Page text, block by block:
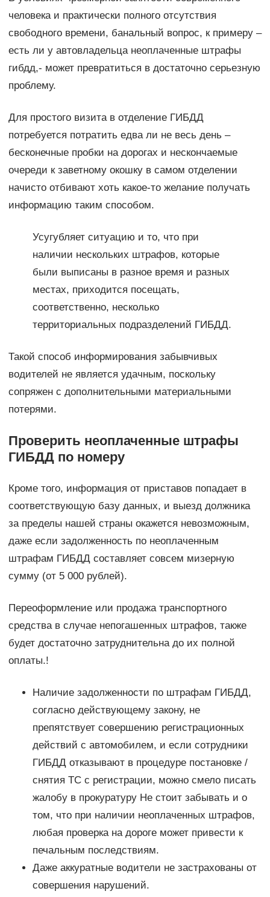
человека и практически полного отсутствия
свободного времени, банальный вопрос, к примеру –
есть ли у автовладельца неоплаченные штрафы
гибдд,- может превратиться в достаточно серьезную
проблему.
Для простого визита в отделение ГИБДД
потребуется потратить едва ли не весь день –
бесконечные пробки на дорогах и нескончаемые
очереди к заветному окошку в самом отделении
начисто отбивают хоть какое-то желание получать
информацию таким способом.
Усугубляет ситуацию и то, что при
наличии нескольких штрафов, которые
были выписаны в разное время и разных
местах, приходится посещать,
соответственно, несколько
территориальных подразделений ГИБДД.
Такой способ информирования забывчивых
водителей не является удачным, поскольку
сопряжен с дополнительными материальными
потерями.
Проверить неоплаченные штрафы
ГИБДД по номеру
Кроме того, информация от приставов попадает в
соответствующую базу данных, и выезд должника
за пределы нашей страны окажется невозможным,
даже если задолженность по неоплаченным
штрафам ГИБДД составляет совсем мизерную
сумму (от 5 000 рублей).
Переоформление или продажа транспортного
средства в случае непогашенных штрафов, также
будет достаточно затруднительна до их полной
оплаты.!
Наличие задолженности по штрафам ГИБДД,
согласно действующему закону, не
препятствует совершению регистрационных
действий с автомобилем, и если сотрудники
ГИБДД отказывают в процедуре постановке /
снятия ТС с регистрации, можно смело писать
жалобу в прокуратуру Не стоит забывать и о
том, что при наличии неоплаченных штрафов,
любая проверка на дороге может привести к
печальным последствиям.
Даже аккуратные водители не застрахованы от
совершения нарушений.